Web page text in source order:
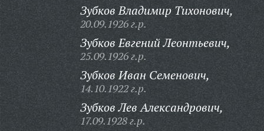
Зубков Владимир Тихонович,
20.09.1926 г.р.
Зубков Евгений Леонтьевич,
25.09.1926 г.р.
Зубков Иван Семенович,
14.10.1922 г.р.
Зубков Лев Александрович,
17.09.1928 г.р.